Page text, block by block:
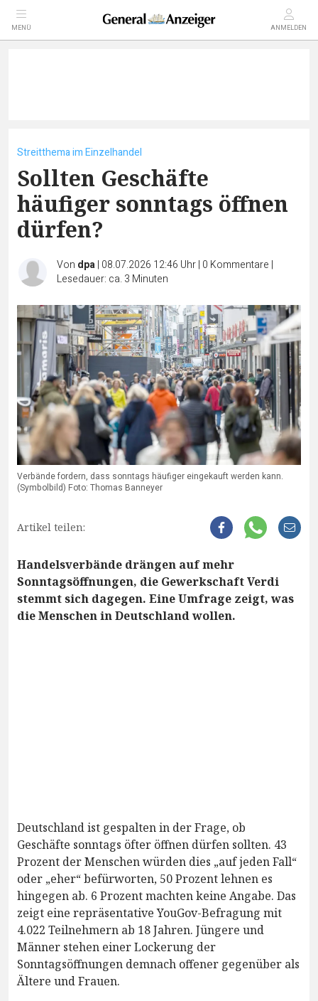
MENÜ ANMELDEN
Streitthema im Einzelhandel
Sollten Geschäfte
häufiger sonntags öffnen
dürfen?
Von dpa| 08.07.2026 12:46 Uhr| 0 Kommentare |
Lesedauer: ca. 3 Minuten
Verbände fordern, dass sonntags häufiger eingekauft werden kann.
(Symbolbild) Foto: Thomas Banneyer
Artikel teilen:
Handelsverbände drängen auf mehr
Sonntagsöffnungen, die Gewerkschaft Verdi
stemmt sich dagegen. Eine Umfrage zeigt, was
die Menschen in Deutschland wollen.
Deutschland ist gespalten in der Frage, ob
Geschäfte sonntags öfter öffnen dürfen sollten. 43
Prozent der Menschen würden dies „auf jeden Fall“
oder „eher“ befürworten, 50 Prozent lehnen es
hingegen ab. 6 Prozent machten keine Angabe. Das
zeigt eine repräsentative YouGov-Befragung mit
4.022 Teilnehmern ab 18 Jahren. Jüngere und
Männer stehen einer Lockerung der
Sonntagsöffnungen demnach offener gegenüber als
Ältere und Frauen.